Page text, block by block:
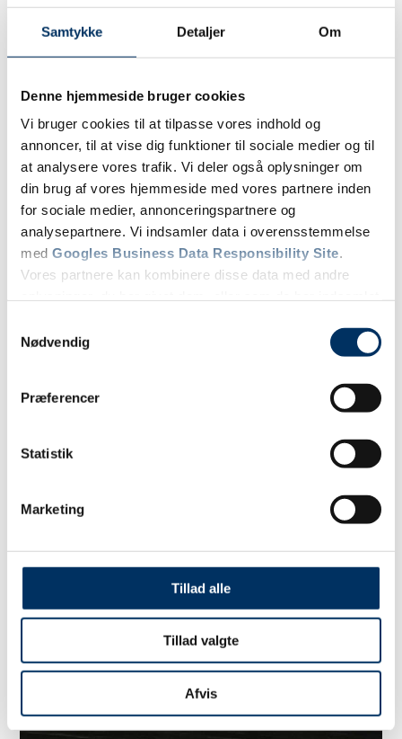
Samtykke Detaljer Om
Denne hjemmeside bruger cookies
Vi bruger cookies til at tilpasse vores indhold og
annoncer, til at vise dig funktioner til sociale medier og til
at analysere vores trafik. Vi deler også oplysninger om
din brug af vores hjemmeside med vores partnere inden
for sociale medier, annonceringspartnere og
analysepartnere. Vi indsamler data i overensstemmelse
med Googles Business Data Responsibility Site.
Vores partnere kan kombinere disse data med andre
Nødvendig
Præferencer
Statistik
Marketing
Tillad alle
Tillad valgte
Afvis